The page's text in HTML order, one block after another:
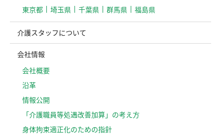
東京都
埼玉県 千葉県 群馬県 福島県
介護スタッフについて
会社情報
会社概要
沿革
情報公開
「介護職員等処遇改善加算」の考え方
⾝体拘束適正化のための指針